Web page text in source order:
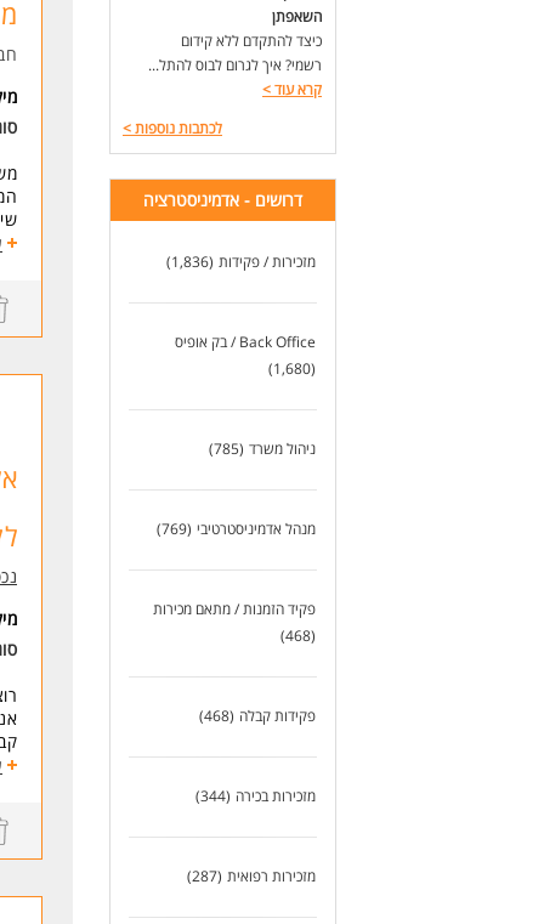
השאפתן
כיצד להתקדם ללא קידום
רשמי? איך לגרום לבוס להתל...
קרא עוד>
לכתבות נוספות>
דרושים - אדמיניסטרציה
מזכירות / פקידות (1,836)
Back Office / בק אופיס
(1,680)
ניהול משרד (785)
מנהל אדמיניסטרטיבי (769)
פקיד הזמנות / מתאם מכירות
(468)
פקידות קבלה (468)
מזכירות בכירה (344)
מזכירות רפואית (287)
*
*
*
*
*